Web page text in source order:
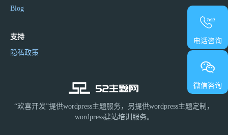
“欢喜开发”提供wordpress主题服务，另提供wordpress主题定制，
wordpress建站培训服务。
Blog
支持
隐私政策
电话咨询
微信咨询